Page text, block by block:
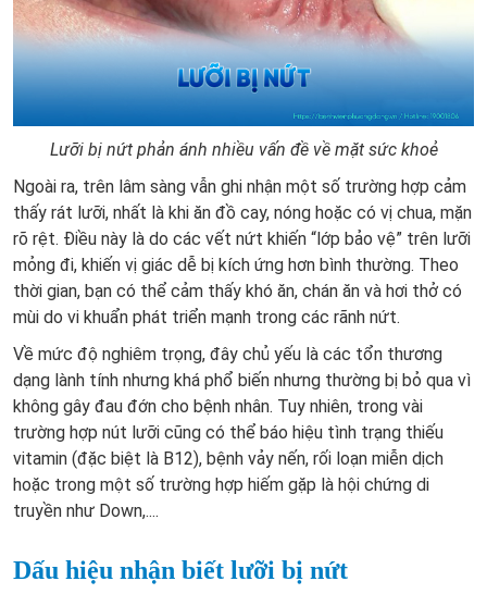
Lưỡi bị nứt phản ánh nhiều vấn đề về mặt sức khoẻ
Ngoài ra, trên lâm sàng vẫn ghi nhận một số trường hợp cảm
thấy rát lưỡi, nhất là khi ăn đồ cay, nóng hoặc có vị chua, mặn
rõ rệt. Điều này là do các vết nứt khiến “lớp bảo vệ” trên lưỡi
mỏng đi, khiến vị giác dễ bị kích ứng hơn bình thường. Theo
thời gian, bạn có thể cảm thấy khó ăn, chán ăn và hơi thở có
mùi do vi khuẩn phát triển mạnh trong các rãnh nứt.
Về mức độ nghiêm trọng, đây chủ yếu là các tổn thương
dạng lành tính nhưng khá phổ biến nhưng thường bị bỏ qua vì
không gây đau đớn cho bệnh nhân. Tuy nhiên, trong vài
trường hợp nút lưỡi cũng có thể báo hiệu tình trạng thiếu
vitamin (đặc biệt là B12), bệnh vảy nến, rối loạn miễn dịch
hoặc trong một số trường hợp hiếm gặp là hội chứng di
truyền như Down,....
Dấu hiệu nhận biết lưỡi bị nứt